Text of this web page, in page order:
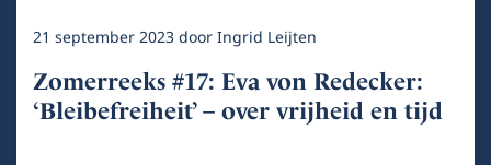
21 september 2023doorIngrid Leijten
Zomerreeks #17: Eva von Redecker:
‘Bleibefreiheit’ – over vrijheid en tijd